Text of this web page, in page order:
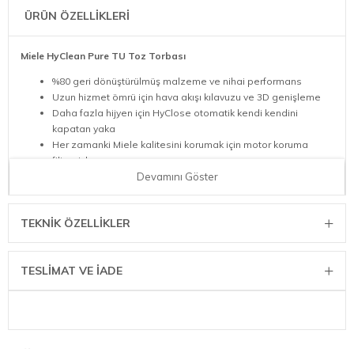
ÜRÜN ÖZELLİKLERİ
Miele HyClean Pure TU Toz Torbası
%80 geri dönüştürülmüş malzeme ve nihai performans
Uzun hizmet ömrü için hava akışı kılavuzu ve 3D genişleme
Daha fazla hijyen için HyClose otomatik kendi kendini
kapatan yaka
Her zamanki Miele kalitesini korumak için motor koruma
filtresiyle
İçerik: 4 toz torbası, 1 motor koruması ve 1 egzoz filtresi
Devamını Göster
TEKNIK ÖZELLIKLER
TESLİMAT VE İADE